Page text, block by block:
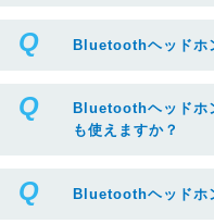
Bluetoothヘッドホ
Bluetoothヘッドホ
も使えますか？
Bluetoothヘッドホ